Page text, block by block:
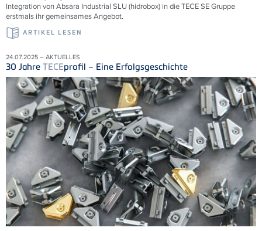
Integration von Absara Industrial SLU (hidrobox) in die TECE SE Gruppe
erstmals ihr gemeinsames Angebot.
ARTIKEL LESEN
24.07.2025 – AKTUELLES
30 Jahre TECEprofil – Eine Erfolgsgeschichte